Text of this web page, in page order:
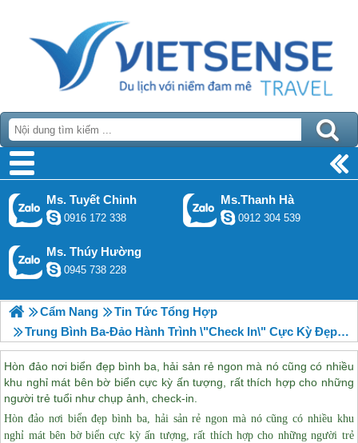
Ms. Tuyết Chinh
0916 172 338
Ms.Thanh Hà
0912 304 539
Ms. Thúy Hường
0945 738 228
Cẩm Nang
Tin Tức Tổng Hợp
Trung Bình Ba-Đảo Hành Trình \"check In\" Cực Kỳ Đẹp Biển Xem Bungalows Khu Vực
Hòn đảo nơi biển đẹp bình ba, hải sản rẻ ngon mà nó cũng có nhiều
khu nghỉ mát bên bờ biển cực kỳ ấn tượng, rất thích hợp cho những
người trẻ tuổi như chụp ảnh, check-in.
Hòn đảo nơi biển đẹp bình ba, hải sản rẻ ngon mà nó cũng có nhiều khu
nghỉ mát bên bờ biển cực kỳ ấn tượng, rất thích hợp cho những người trẻ